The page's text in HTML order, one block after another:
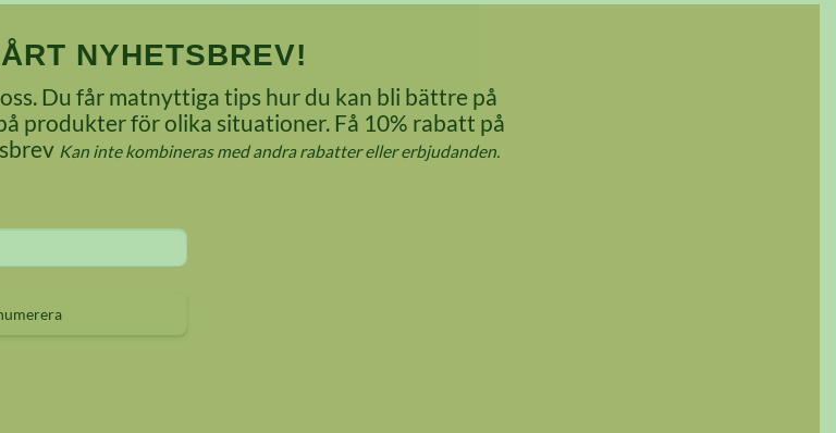
NYHETSBREV!
Du får matnyttiga tips hur du kan bli bättre på
produkter för olika situationer. Få 10% rabatt på
Kan inte kombineras med andra rabatter eller erbjudanden.